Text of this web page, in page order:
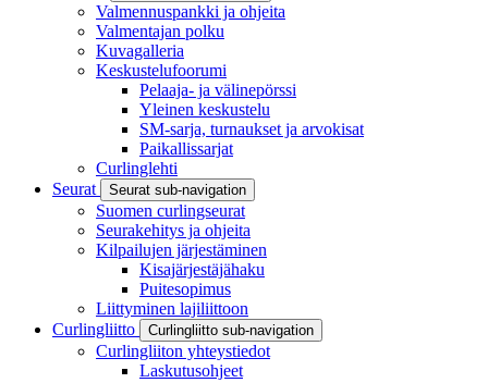
Valmennuspankki ja ohjeita
Valmentajan polku
Kuvagalleria
Keskustelufoorumi
Pelaaja- ja välinepörssi
Yleinen keskustelu
SM-sarja, turnaukset ja arvokisat
Paikallissarjat
Curlinglehti
Seurat
Seurat sub-navigation
Suomen curlingseurat
Seurakehitys ja ohjeita
Kilpailujen järjestäminen
Kisajärjestäjähaku
Puitesopimus
Liittyminen lajiliittoon
Curlingliitto
Curlingliitto sub-navigation
Curlingliiton yhteystiedot
Laskutusohjeet